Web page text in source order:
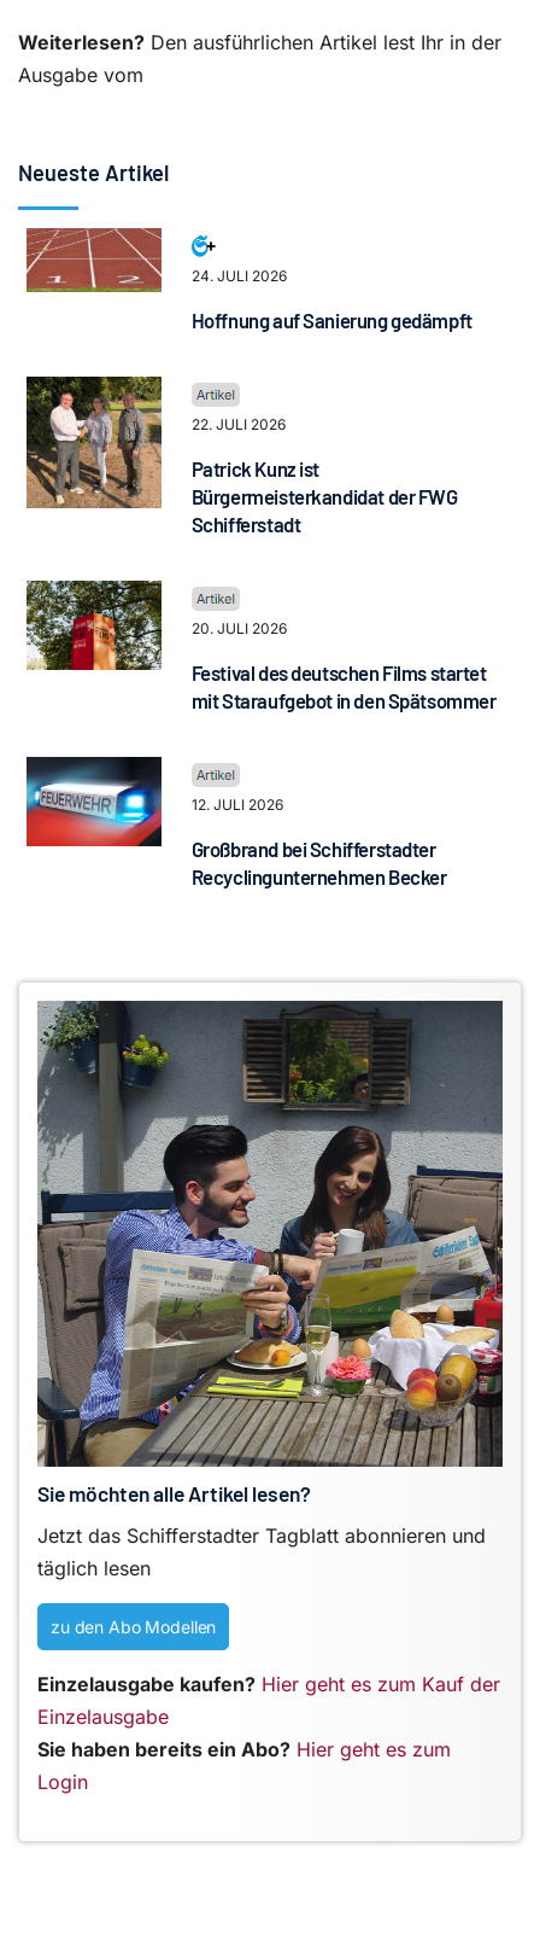
Weiterlesen? Den ausführlichen Artikel lest Ihr in der
Ausgabe vom
Neueste Artikel
24. JULI 2026
Hoffnung auf Sanierung gedämpft
22. JULI 2026
Patrick Kunz ist
Bürgermeisterkandidat der FWG
Schifferstadt
20. JULI 2026
Festival des deutschen Films startet
mit Staraufgebot in den Spätsommer
12. JULI 2026
Großbrand bei Schifferstadter
Recyclingunternehmen Becker
Sie möchten alle Artikel lesen?
Jetzt das Schifferstadter Tagblatt abonnieren und
täglich lesen
zu den Abo Modellen
Einzelausgabe kaufen? Hier geht es zum Kauf der
Einzelausgabe
Sie haben bereits ein Abo? Hier geht es zum
Login